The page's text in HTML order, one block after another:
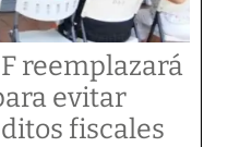
reemplazará
evitar
fiscales